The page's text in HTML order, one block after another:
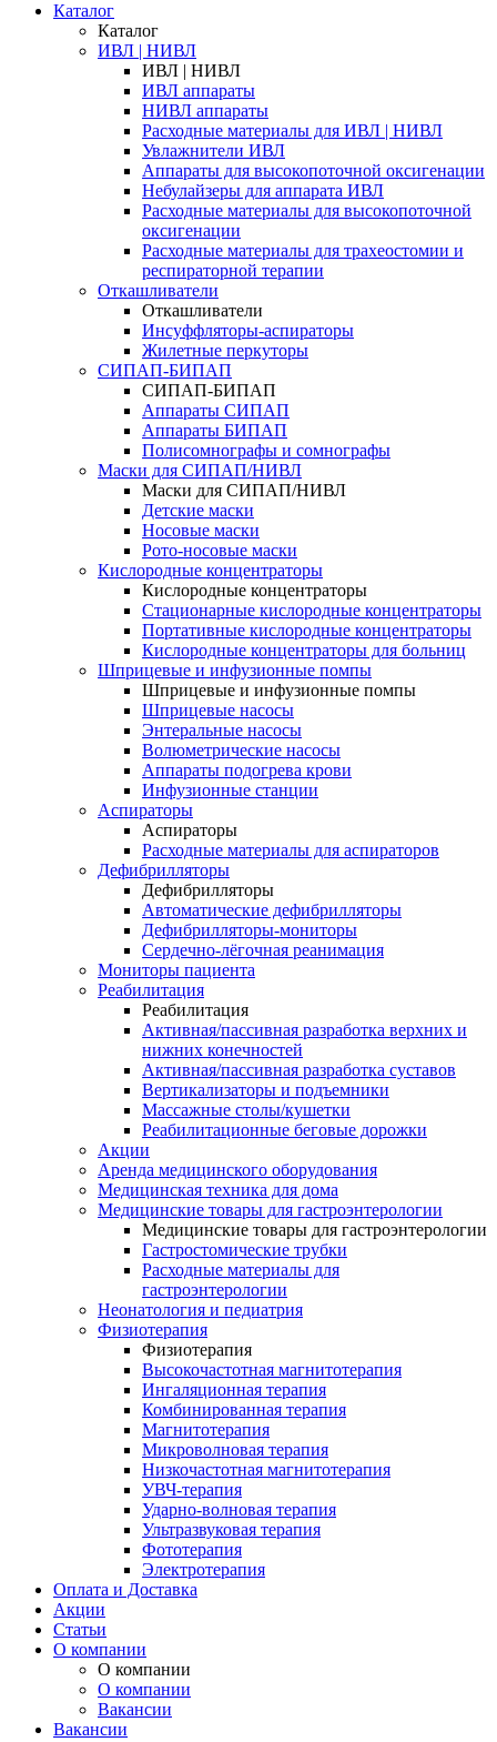
Каталог
Каталог
ИВЛ | НИВЛ
ИВЛ | НИВЛ
ИВЛ аппараты
НИВЛ аппараты
Расходные материалы для ИВЛ | НИВЛ
Увлажнители ИВЛ
Аппараты для высокопоточной оксигенации
Небулайзеры для аппарата ИВЛ
Расходные материалы для высокопоточной
оксигенации
Расходные материалы для трахеостомии и
респираторной терапии
Откашливатели
Откашливатели
Инсуффляторы-аспираторы
Жилетные перкуторы
CИПАП-БИПАП
CИПАП-БИПАП
Аппараты СИПАП
Аппараты БИПАП
Полисомнографы и сомнографы
Маски для СИПАП/НИВЛ
Маски для СИПАП/НИВЛ
Детские маски
Носовые маски
Рото-носовые маски
Кислородные концентраторы
Кислородные концентраторы
Стационарные кислородные концентраторы
Портативные кислородные концентраторы
Кислородные концентраторы для больниц
Шприцевые и инфузионные помпы
Шприцевые и инфузионные помпы
Шприцевые насосы
Энтеральные насосы
Волюметрические насосы
Аппараты подогрева крови
Инфузионные станции
Аспираторы
Аспираторы
Расходные материалы для аспираторов
Дефибрилляторы
Дефибрилляторы
Автоматические дефибрилляторы
Дефибрилляторы-мониторы
Сердечно-лёгочная реанимация
Мониторы пациента
Реабилитация
Реабилитация
Активная/пассивная разработка верхних и
нижних конечностей
Активная/пассивная разработка суставов
Вертикализаторы и подъемники
Массажные столы/кушетки
Реабилитационные беговые дорожки
Акции
Аренда медицинского оборудования
Медицинская техника для дома
Медицинские товары для гастроэнтерологии
Медицинские товары для гастроэнтерологии
Гастростомические трубки
Расходные материалы для
гастроэнтерологии
Неонатология и педиатрия
Физиотерапия
Физиотерапия
Высокочастотная магнитотерапия
Ингаляционная терапия
Комбинированная терапия
Магнитотерапия
Микроволновая терапия
Низкочастотная магнитотерапия
УВЧ-терапия
Ударно-волновая терапия
Ультразвуковая терапия
Фототерапия
Электротерапия
Оплата и Доставка
Акции
Статьи
О компании
О компании
О компании
Вакансии
Вакансии